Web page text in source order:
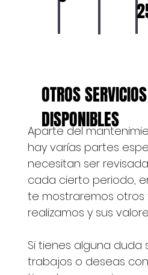
OTROS SERVICIOS
DISPONIBLES
Aparte del
hay varías partes
necesitan ser
cada cierto periodo,
te mostraremos
realizamos y sus
Si tienes alguna duda
trabajos o deseas